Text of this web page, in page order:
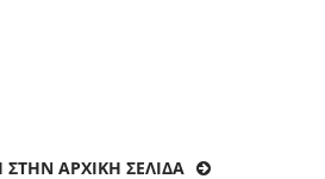
ΣΤΗΝ ΑΡΧΙΚΉ ΣΕΛΊΔΑ